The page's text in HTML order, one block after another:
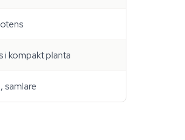
i kompakt planta
samlare